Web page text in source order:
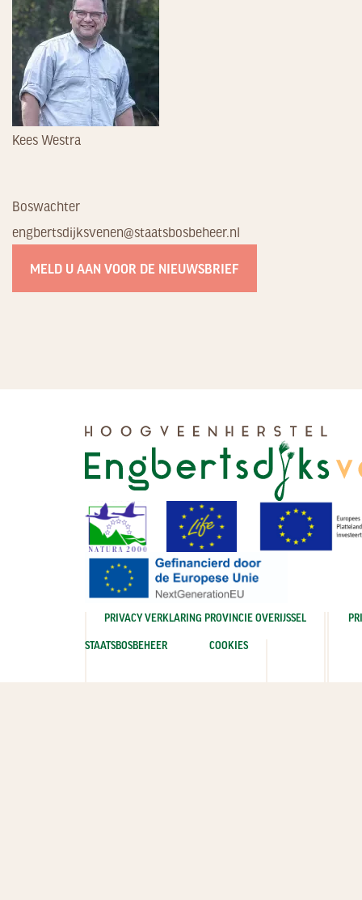
Kees Westra
Boswachter
engbertsdijksvenen@staatsbosbeheer.nl
MELD U AAN VOOR DE NIEUWSBRIEF
PRIVACY VERKLARING PROVINCIE OVERIJSSEL
STAATSBOSBEHEER COOKIES